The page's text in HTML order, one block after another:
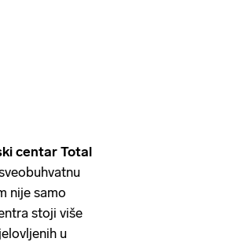
centar Total
nije samo
stoji više
u